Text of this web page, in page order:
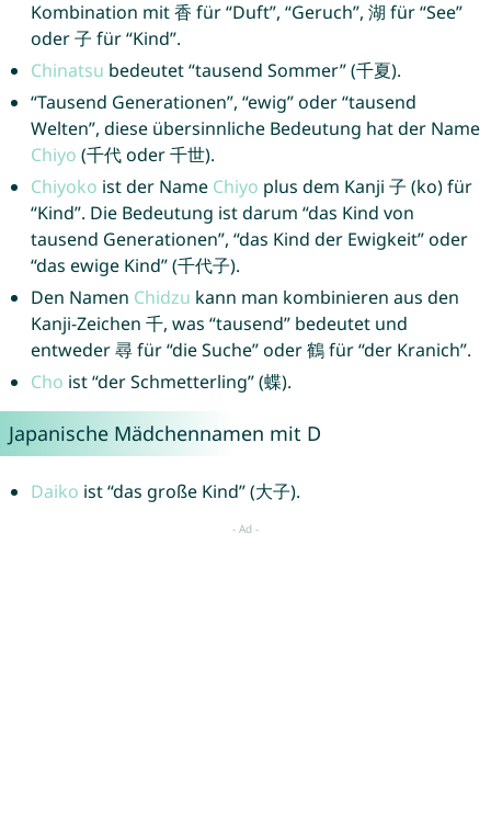
Kombination mit 香 für “Duft”, “Geruch”, 湖 für “See”
oder 子 für “Kind”.
Chinatsu bedeutet “tausend Sommer” (千夏).
“Tausend Generationen”, “ewig” oder “tausend
Welten”, diese übersinnliche Bedeutung hat der Name
Chiyo (千代 oder 千世).
Chiyoko ist der Name Chiyo plus dem Kanji 子 (ko) für
“Kind”. Die Bedeutung ist darum “das Kind von
tausend Generationen”, “das Kind der Ewigkeit” oder
“das ewige Kind” (千代子).
Den Namen Chidzu kann man kombinieren aus den
Kanji-Zeichen 千, was “tausend” bedeutet und
entweder 尋 für “die Suche” oder 鶴 für “der Kranich”.
Cho ist “der Schmetterling” (蝶).
Japanische Mädchennamen mit D
Daiko ist “das große Kind” (大子).